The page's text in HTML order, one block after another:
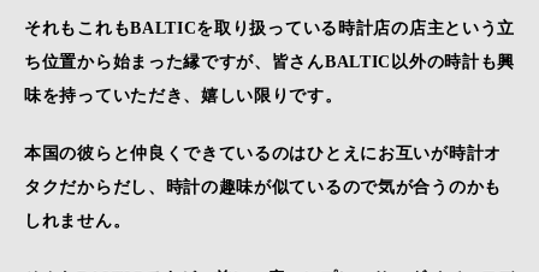
それもこれもBALTICを取り扱っている時計店の店主という立
ち位置から始まった縁ですが、皆さんBALTIC以外の時計も興
味を持っていただき、嬉しい限りです。
本国の彼らと仲良くできているのはひとえにお互いが時計オ
タクだからだし、時計の趣味が似ているので気が合うのかも
しれません。